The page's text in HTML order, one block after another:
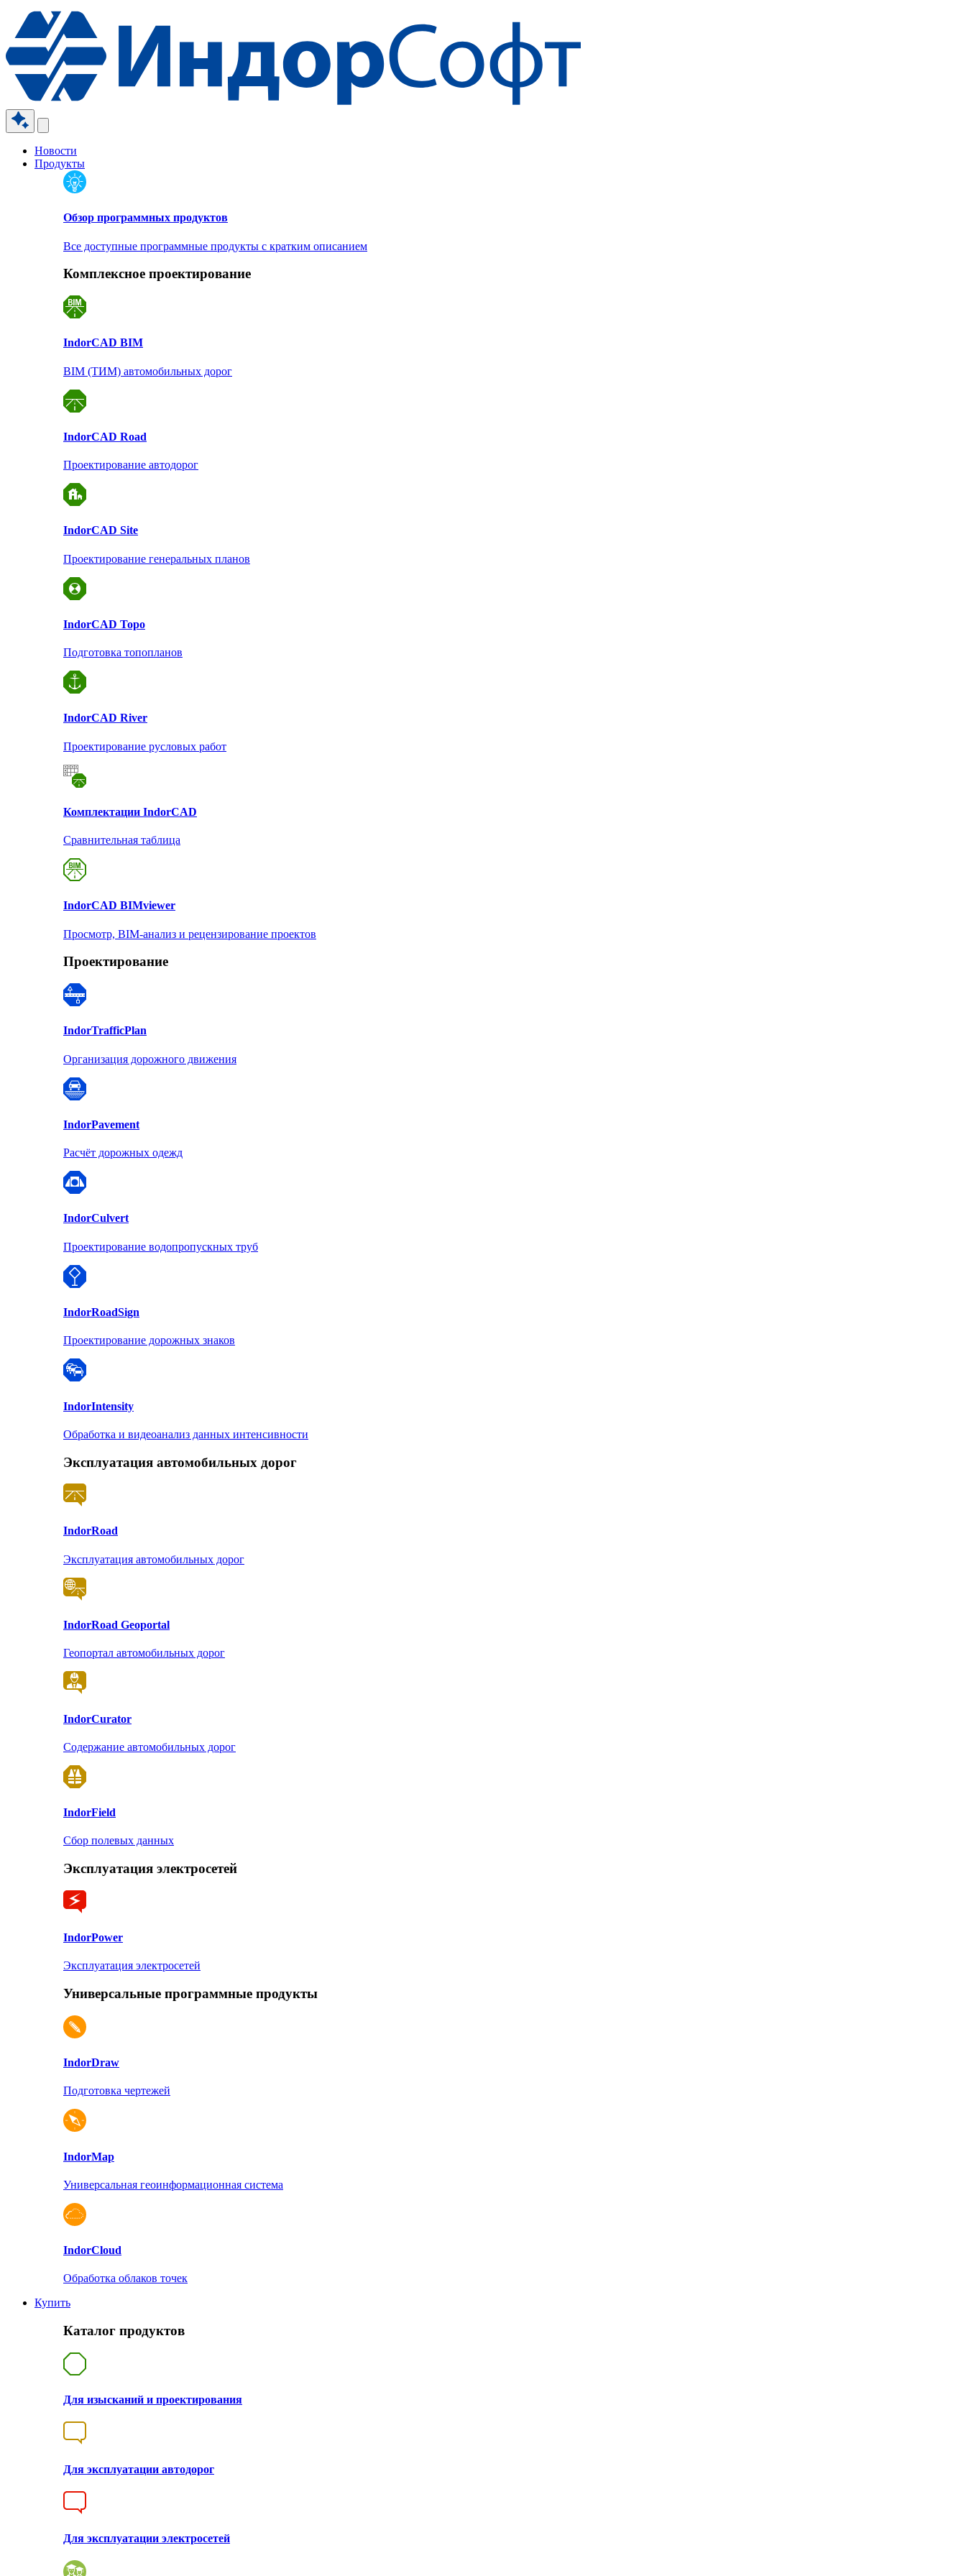
Новости
Продукты
Обзор программных продуктов
Все доступные программные продукты с кратким описанием
Комплексное проектирование
IndorCAD BIM
BIM (ТИМ) автомобильных дорог
IndorCAD Road
Проектирование автодорог
IndorCAD Site
Проектирование генеральных планов
IndorCAD Topo
Подготовка топопланов
IndorCAD River
Проектирование русловых работ
Комплектации IndorCAD
Сравнительная таблица
IndorCAD BIMviewer
Просмотр, BIM-анализ и рецензирование проектов
Проектирование
IndorTrafficPlan
Организация дорожного движения
IndorPavement
Расчёт дорожных одежд
IndorCulvert
Проектирование водопропускных труб
IndorRoadSign
Проектирование дорожных знаков
IndorIntensity
Обработка и видеоанализ данных интенсивности
Эксплуатация автомобильных дорог
IndorRoad
Эксплуатация автомобильных дорог
IndorRoad Geoportal
Геопортал автомобильных дорог
IndorCurator
Содержание автомобильных дорог
IndorField
Сбор полевых данных
Эксплуатация электросетей
IndorPower
Эксплуатация электросетей
Универсальные программные продукты
IndorDraw
Подготовка чертежей
IndorMap
Универсальная геоинформационная система
IndorCloud
Обработка облаков точек
Купить
Каталог продуктов
Для изысканий и проектирования
Для эксплуатации автодорог
Для эксплуатации электросетей